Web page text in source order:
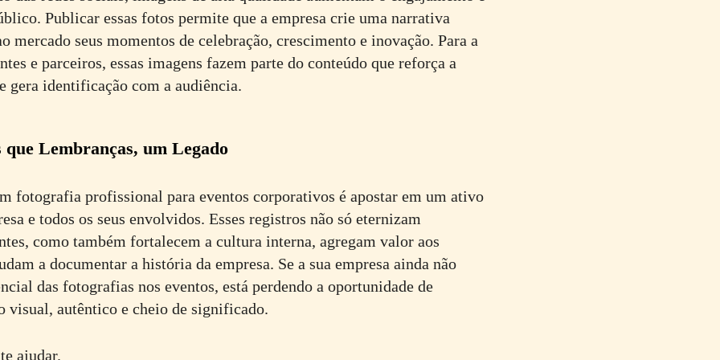
Publicar essas fotos permite que a empresa crie uma narrativa
mercado seus momentos de celebração, crescimento e inovação. Para a
e parceiros, essas imagens fazem parte do conteúdo que reforça a
gera identificação com a audiência.
Lembranças, um Legado
fotografia profissional para eventos corporativos é apostar em um ativo
e todos os seus envolvidos. Esses registros não só eternizam
como também fortalecem a cultura interna, agregam valor aos
a documentar a história da empresa. Se a sua empresa ainda não
das fotografias nos eventos, está perdendo a oportunidade de
visual, autêntico e cheio de significado.
ajudar.